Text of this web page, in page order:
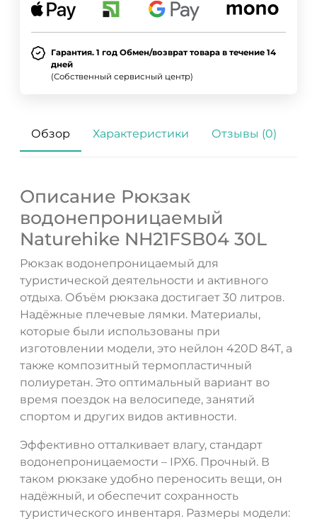
Гарантия. 1 год Обмен/возврат товара в течение 14
дней
(Собственный сервисный центр)
Обзор Характеристики Отзывы (0)
Описание Рюкзак
водонепроницаемый
Naturehike NH21FSB04 30L
Рюкзак водонепроницаемый для
туристической деятельности и активного
отдыха. Объём рюкзака достигает 30 литров.
Надёжные плечевые лямки. Материалы,
которые были использованы при
изготовлении модели, это нейлон 420D 84T, а
также композитный термопластичный
полиуретан. Это оптимальный вариант во
время поездок на велосипеде, занятий
спортом и других видов активности.
Эффективно отталкивает влагу, стандарт
водонепроницаемости – IPX6. Прочный. В
таком рюкзаке удобно переносить вещи, он
надёжный, и обеспечит сохранность
туристического инвентаря. Размеры модели:
ДА НЕТ